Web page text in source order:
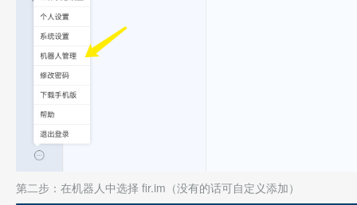
第二步：在机器人中选择 fir.im（没有的话可自定义添加）